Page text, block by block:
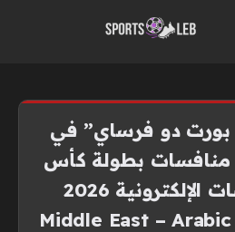
دو فرساي” في
بطولة كأس
العالم للرياضات الإلكترونية 2026
Middle East –